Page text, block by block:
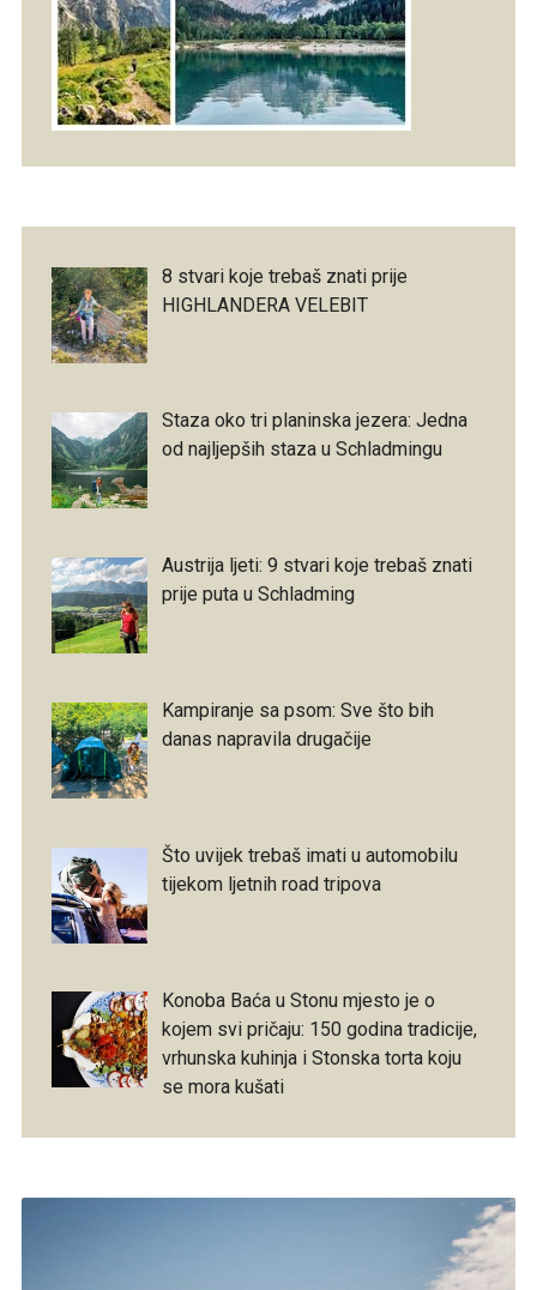
8 stvari koje trebaš znati prije
HIGHLANDERA VELEBIT
Staza oko tri planinska jezera: Jedna
od najljepših staza u Schladmingu
Austrija ljeti: 9 stvari koje trebaš znati
prije puta u Schladming
Kampiranje sa psom: Sve što bih
danas napravila drugačije
Što uvijek trebaš imati u automobilu
tijekom ljetnih road tripova
Konoba Baća u Stonu mjesto je o
kojem svi pričaju: 150 godina tradicije,
vrhunska kuhinja i Stonska torta koju
se mora kušati